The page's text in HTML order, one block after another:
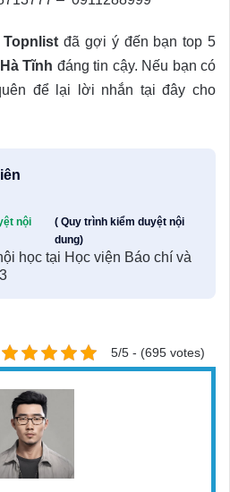
Topnlist đã gợi ý đến bạn top 5
Tĩnh đáng tin cậy. Nếu bạn có
để lại lời nhắn tại đây cho
nội
( Quy trình kiểm duyệt nội
dung)
học tại Học viện Báo chí và
5/5 - (695 votes)